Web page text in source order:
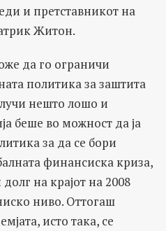
и претставникот на
Житон.
да го ограничи
политика за заштита
нешто лошо и
беше во можност да ја
за да се бори
финансиска криза,
на крајот на 2008
ниво. Оттогаш
исто така, се